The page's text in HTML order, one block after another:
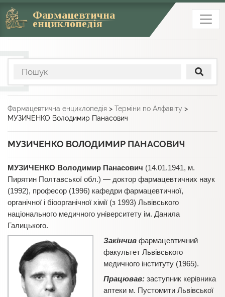
Фармацевтична
енциклопедія
Фармацевтична енциклопедія > Терміни по Алфавіту >
МУЗИЧЕНКО Володимир Панасович
МУЗИЧЕНКО ВОЛОДИМИР ПАНАСОВИЧ
МУЗИЧЕНКО Володимир Панасович (14.01.1941, м.
Пирятин Полтавської обл.) — доктор фармацевтичних наук
(1992), професор (1996) кафедри фармацевтичної,
органічної і біоорганічної хімії (з 1993) Львівського
національного медичного університету ім. Данила
Галицького.
Закінчив фармацевтичний
факультет Львівського
медичного інституту (1965).
Працював: заступник керівника
аптеки м. Пустомити Львівської